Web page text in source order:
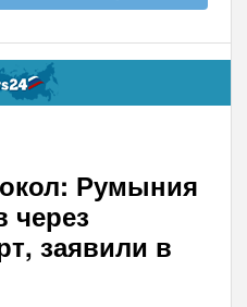
Румыния
через
заявили в